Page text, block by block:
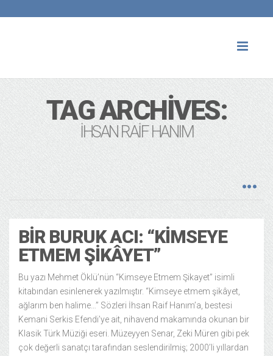
TAG ARCHIVES:
İHSAN RAIF HANIM
BIR BURUK ACI: “KIMSEYE
ETMEM ŞIKÂYET”
Bu yazı Mehmet Öklü’nün “Kimseye Etmem Şikayet” isimli
kitabından esinlenerek yazılmıştır. “Kimseye etmem şikâyet,
ağlarım ben halime…” Sözleri İhsan Raif Hanım’a, bestesi
Kemani Serkis Efendi’ye ait, nihavend makamında okunan bir
Klasik Türk Müziği eseri. Müzeyyen Senar, Zeki Müren gibi pek
çok değerli sanatçı tarafından seslendirilmiş; 2000’li yıllardan